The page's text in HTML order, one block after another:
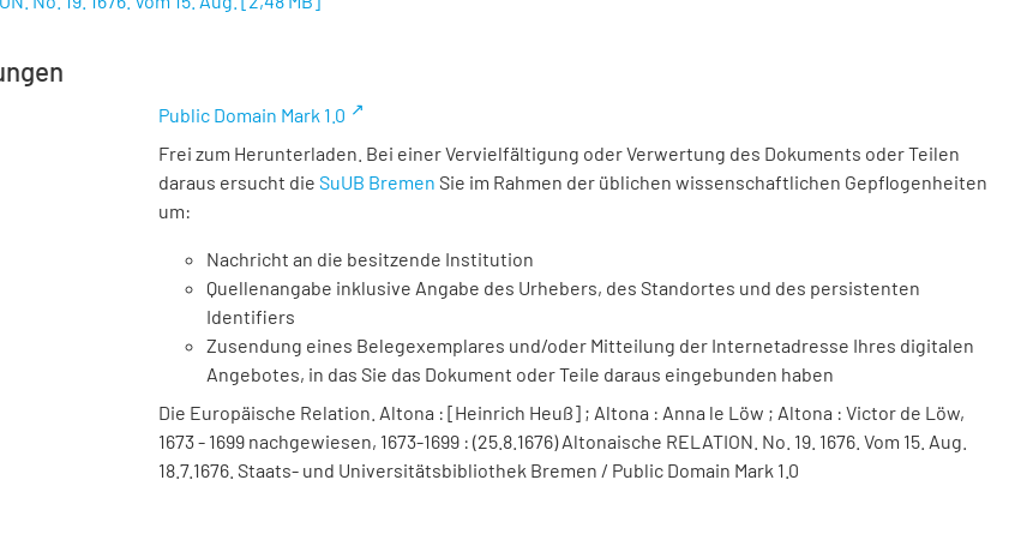
Public Domain Mark 1.0
Frei zum Herunterladen. Bei einer Vervielfältigung oder Verwertung des Dokuments oder Teilen
daraus ersucht die SuUB Bremen Sie im Rahmen der üblichen wissenschaftlichen Gepflogenheiten
um:
Nachricht an die besitzende Institution
Quellenangabe inklusive Angabe des Urhebers, des Standortes und des persistenten
Identifiers
Zusendung eines Belegexemplares und/oder Mitteilung der Internetadresse Ihres digitalen
Angebotes, in das Sie das Dokument oder Teile daraus eingebunden haben
Die Europäische Relation. Altona : [Heinrich Heuß] ; Altona : Anna le Löw ; Altona : Victor de Löw,
1673 - 1699 nachgewiesen, 1673-1699 : (25.8.1676) Altonaische RELATION. No. 19. 1676. Vom 15. Aug.
18.7.1676. Staats- und Universitätsbibliothek Bremen / Public Domain Mark 1.0